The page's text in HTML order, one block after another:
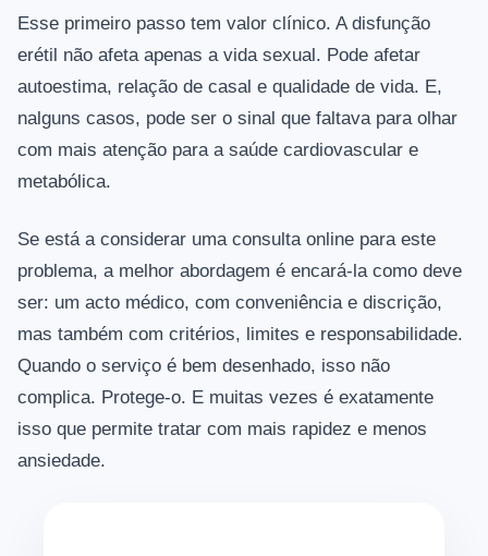
Esse primeiro passo tem valor clínico. A disfunção
erétil não afeta apenas a vida sexual. Pode afetar
autoestima, relação de casal e qualidade de vida. E,
nalguns casos, pode ser o sinal que faltava para olhar
com mais atenção para a saúde cardiovascular e
metabólica.
Se está a considerar uma consulta online para este
problema, a melhor abordagem é encará-la como deve
ser: um acto médico, com conveniência e discrição,
mas também com critérios, limites e responsabilidade.
Quando o serviço é bem desenhado, isso não
complica. Protege-o. E muitas vezes é exatamente
isso que permite tratar com mais rapidez e menos
ansiedade.